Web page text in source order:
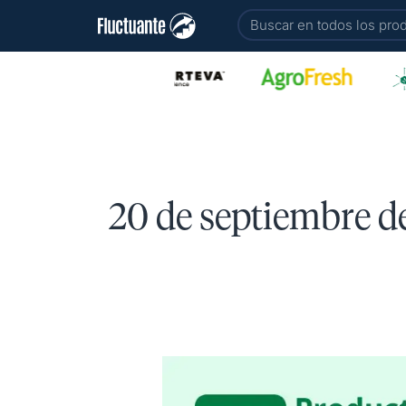
Buscar
20 de septiembre